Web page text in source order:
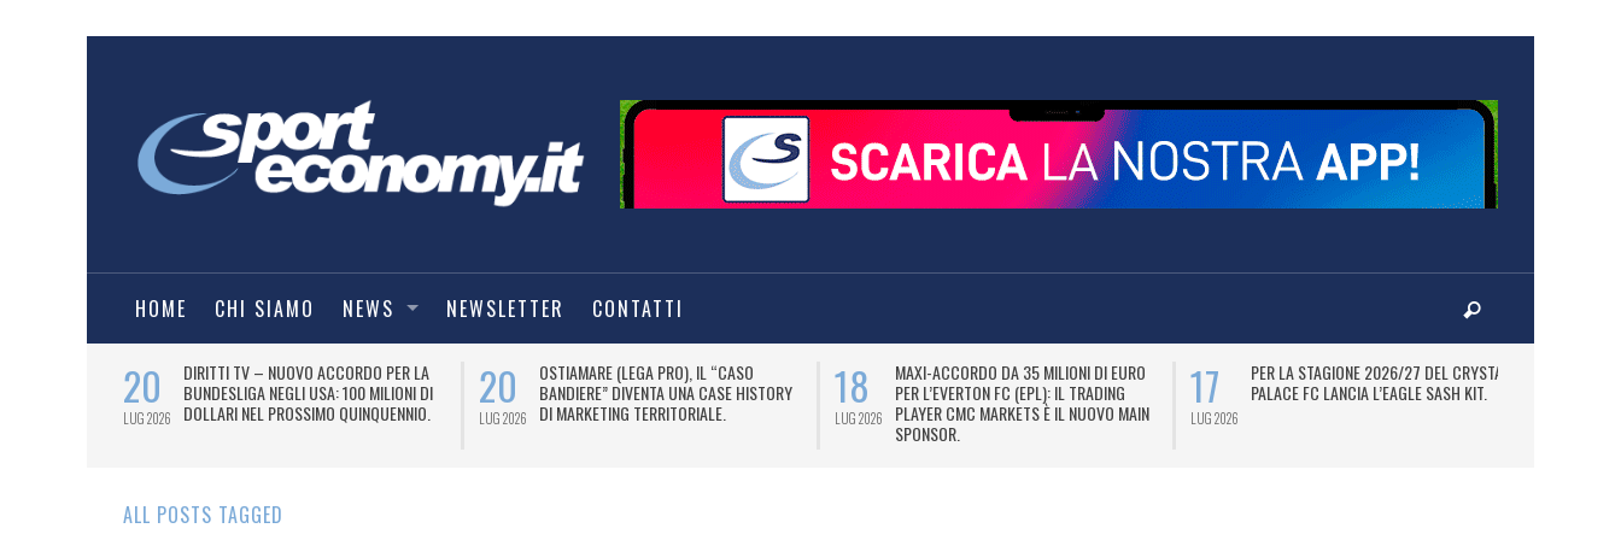
HOME CHI SIAMO NEWS NEWSLETTER CONTATTI
20
LUG 2026
DIRITTI TV – NUOVO ACCORDO PER LA
BUNDESLIGA NEGLI USA: 100 MILIONI DI
DOLLARI NEL PROSSIMO QUINQUENNIO.
20
LUG 2026
OSTIAMARE (LEGA PRO), IL “CASO
BANDIERE” DIVENTA UNA CASE HISTORY
DI MARKETING TERRITORIALE.
18
LUG 2026
MAXI-ACCORDO DA 35 MILIONI DI EURO
PER L’EVERTON FC (EPL): IL TRADING
PLAYER CMC MARKETS È IL NUOVO MAIN
SPONSOR.
17
LUG 2026
PER LA STAGIONE 2026/27 DEL CRYSTAL
PALACE FC LANCIA L’EAGLE SASH KIT.
ALL POSTS TAGGED